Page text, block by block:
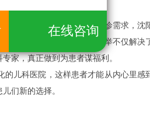
为了满足广大儿童的就诊需求，沈
临沈阳六一联合会诊。此举不仅解
家，真正做到为患者谋福利。
科医院，这样患者才能从内心里感
们新的选择。
在线咨询